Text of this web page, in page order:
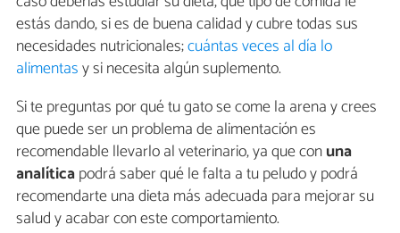
estás dando, si es de buena calidad y cubre todas sus
necesidades nutricionales;cuántas veces al día lo
alimentasy si necesita algún suplemento.
Si te preguntas por qué tu gato se come la arena y crees
que puede ser un problema de alimentación es
recomendable llevarlo al veterinario, ya que conuna
analíticapodrá saber qué le falta a tu peludo y podrá
recomendarte una dieta más adecuada para mejorar su
salud y acabar con este comportamiento.